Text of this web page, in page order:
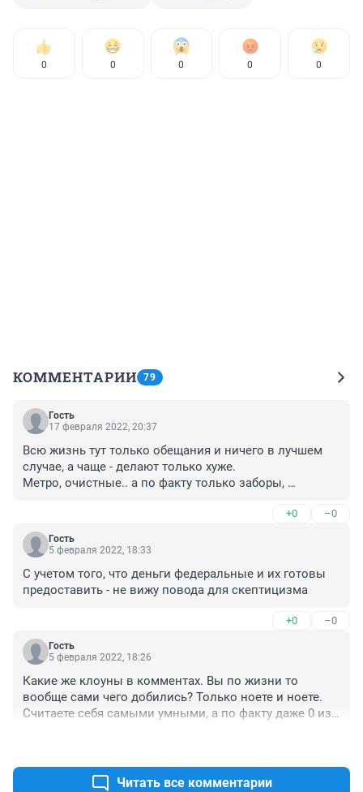
0 0 0 0 0
КОММЕНТАРИИ 79
Гость
17 февраля 2022, 20:37
Всю жизнь тут только обещания и ничего в лучшем
случае, а чаще - делают только хуже.
Метро, очистные.. а по факту только заборы,
+0 –0
Гость
5 февраля 2022, 18:33
С учетом того, что деньги федеральные и их готовы
предоставить - не вижу повода для скептицизма
+0 –0
Гость
5 февраля 2022, 18:26
Какие же клоуны в комментах. Вы по жизни то
вообще сами чего добились? Только ноете и ноете.
Считаете себя самыми умными, а по факту даже 0 из
Читать все комментарии